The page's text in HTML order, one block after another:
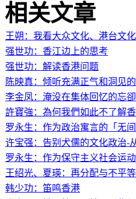
相关文章
王朔：我看大众文化、港台文
强世功：香江边上的思考
强世功：解读香港问题
陈映真：倾听充满正气和洞见
李金凤：淹没在集体回忆的忘卻
許寶強：為何我們如此不了解
罗永生：作为政治寓言的「无间
许宝强：告别犬儒的文化政治-
罗永生：作为保守主义社会运
王绍光、夏瑛：再分配与不平
韩少功：笛鸣香港